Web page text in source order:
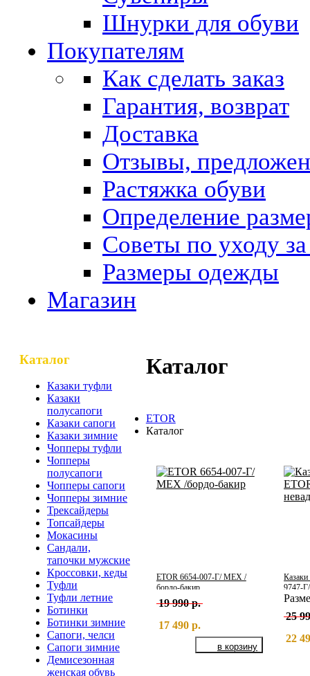
Шнурки для обуви
Покупателям
Как сделать заказ
Гарантия, возврат
Доставка
Отзывы,
Растяжка обуви
Определение
Советы по уходу
Размеры одежды
Магазин
Каталог
Казаки туфли
Казаки
полусапоги
Казаки сапоги
Казаки зимние
Чопперы туфли
Чопперы
полусапоги
Чопперы сапоги
Чопперы зимние
Трексайдеры
Топсайдеры
Мокасины
Сандали,
тапочки мужские
Кроссовки, кеды
Туфли
Туфли летние
Ботинки
Ботинки зимние
Сапоги, челси
Сапоги зимние
Демисезонная
женская обувь
Каталог
ETOR
Каталог
ETOR 6654-007-Г/ МЕХ /
бордо-бакир
19 990 р.
17 490 р.
9747-
25
22